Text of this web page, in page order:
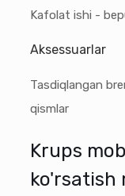
Kafolat ishi -
Aksessuarlar
Tasdiqlangan
qismlar
Krups
ko'rsatish